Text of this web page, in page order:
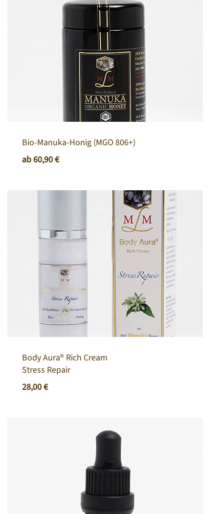
Bio-Manuka-Honig (MGO 806+)
ab60,90€
Body Aura® Rich Cream
Stress Repair
28,00€